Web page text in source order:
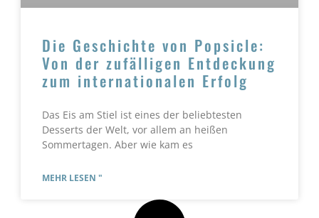
Die Geschichte von Popsicle:
Von der zufälligen Entdeckung
zum internationalen Erfolg
Das Eis am Stiel ist eines der beliebtesten
Desserts der Welt, vor allem an heißen
Sommertagen. Aber wie kam es
MEHR LESEN "